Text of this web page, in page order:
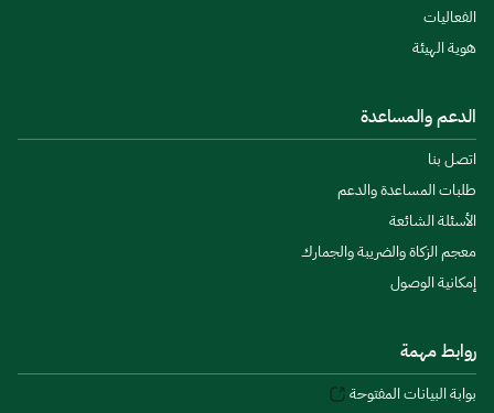
الفعاليات
هوية الهيئة
الدعم والمساعدة
اتصل بنا
طلبات المساعدة والدعم
الأسئلة الشائعة
معجم الزكاة والضريبة والجمارك
إمكانية الوصول
روابط مهمة
بوابة البيانات المفتوحة